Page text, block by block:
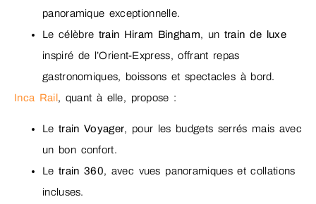
panoramique exceptionnelle.
Le célèbre train Hiram Bingham, un train de luxe
inspiré de l’Orient-Express, offrant repas
gastronomiques, boissons et spectacles à bord.
Inca Rail, quant à elle, propose :
Letrain Voyager, pour les budgets serrés mais avec
un bon confort.
Letrain 360, avec vues panoramiques et collations
incluses.